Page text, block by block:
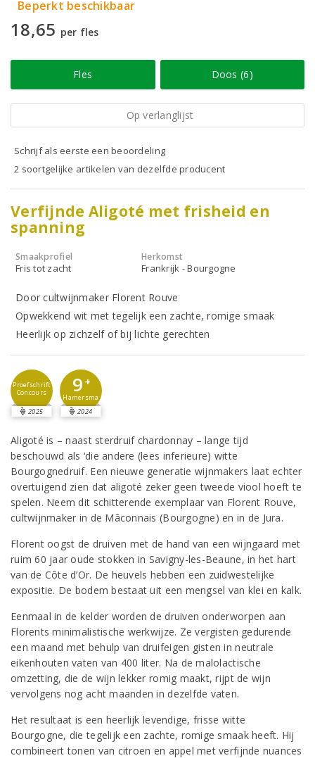
Beperkt beschikbaar
18,65 per fles
Fles Doos (6)
Op verlanglijst
Schrijf als eerste een beoordeling
2 soortgelijke artikelen van dezelfde producent
Verfijnde Aligoté met frisheid en
spanning
Smaakprofiel
Fris tot zacht
Herkomst
Frankrijk - Bourgogne
Door cultwijnmaker Florent Rouve
Opwekkend wit met tegelijk een zachte, romige smaak
Heerlijk op zichzelf of bij lichte gerechten
Proefschrift
Concours
2025
9 +
Hamersma
2024
Aligoté is – naast sterdruif chardonnay – lange tijd
beschouwd als ‘die andere (lees inferieure) witte
Bourgognedruif. Een nieuwe generatie wijnmakers laat echter
overtuigend zien dat aligoté zeker geen tweede viool hoeft te
spelen. Neem dit schitterende exemplaar van Florent Rouve,
cultwijnmaker in de Mâconnais (Bourgogne) en in de Jura.
Florent oogst de druiven met de hand van een wijngaard met
ruim 60 jaar oude stokken in Savigny-les-Beaune, in het hart
van de Côte d’Or. De heuvels hebben een zuidwestelijke
expositie. De bodem bestaat uit een mengsel van klei en kalk.
Eenmaal in de kelder worden de druiven onderworpen aan
Florents minimalistische werkwijze. Ze vergisten gedurende
een maand met behulp van druifeigen gisten in neutrale
eikenhouten vaten van 400 liter. Na de malolactische
omzetting, die de wijn lekker romig maakt, rijpt de wijn
vervolgens nog acht maanden in dezelfde vaten.
Het resultaat is een heerlijk levendige, frisse witte
Bourgogne, die tegelijk een zachte, romige smaak heeft. Hij
combineert tonen van citroen en appel met verfijnde nuances